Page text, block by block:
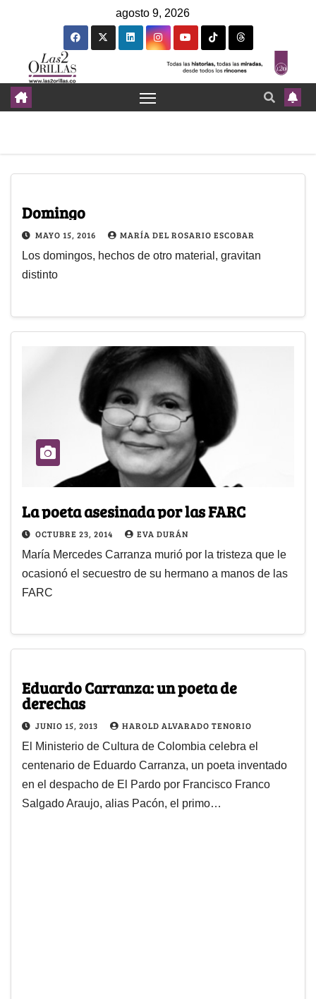
agosto 9, 2026
Domingo
MAYO 15, 2016 MARÍA DEL ROSARIO ESCOBAR
Los domingos, hechos de otro material, gravitan
distinto
La poeta asesinada por las FARC
OCTUBRE 23, 2014 EVA DURÁN
María Mercedes Carranza murió por la tristeza que le
ocasionó el secuestro de su hermano a manos de las
FARC
Eduardo Carranza: un poeta de
derechas
JUNIO 15, 2013 HAROLD ALVARADO TENORIO
El Ministerio de Cultura de Colombia celebra el
centenario de Eduardo Carranza, un poeta inventado
en el despacho de El Pardo por Francisco Franco
Salgado Araujo, alias Pacón, el primo…